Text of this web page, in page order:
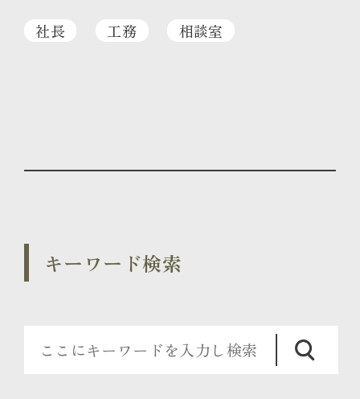
社長 工務 相談室
キーワード検索